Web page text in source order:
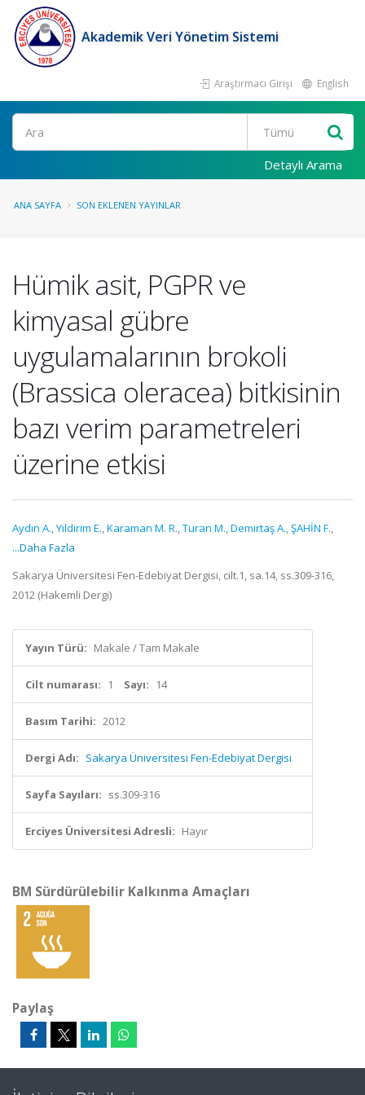
Akademik Veri Yönetim Sistemi
Araştırmacı Girişi English
Ara
Detaylı Arama
ANA SAYFA SON EKLENEN YAYINLAR
Hümik asit, PGPR ve
kimyasal gübre
uygulamalarının brokoli
(Brassica oleracea) bitkisinin
bazı verim parametreleri
üzerine etkisi
Aydın A.,Yildirim E.,Karaman M. R.,Turan M.,Demirtaş A.,ŞAHİN F.,
...Daha Fazla
Sakarya Üniversitesi Fen-Edebiyat Dergisi, cilt.1, sa.14, ss.309-316,
2012 (Hakemli Dergi)
Yayın Türü: Makale / Tam Makale
Cilt numarası: 1 Sayı: 14
Basım Tarihi: 2012
Dergi Adı: Sakarya Üniversitesi Fen-Edebiyat Dergisi
Sayfa Sayıları: ss.309-316
Erciyes Üniversitesi Adresli: Hayır
BM Sürdürülebilir Kalkınma Amaçları
Paylaş